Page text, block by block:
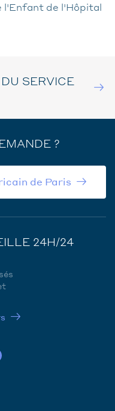
l'Enfant de l'Hôpital
SERVICE
?
de Paris
24H/24